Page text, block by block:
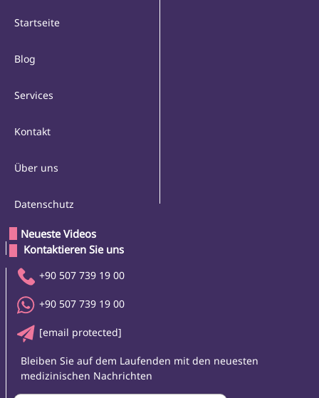
Startseite
Blog
Services
Kontakt
Über uns
Datenschutz
Neueste Videos
Kontaktieren Sie uns
+90 507 739 19 00
+90 507 739 19 00
[email protected]
Bleiben Sie auf dem Laufenden mit den neuesten
medizinischen Nachrichten